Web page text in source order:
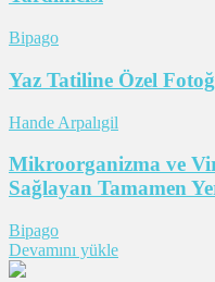
Bipago
Yaz Tatiline Özel
Hande Arpalıgil
Mikroorganizma ve
Sağlayan Tamamen
Bipago
Devamını yükle